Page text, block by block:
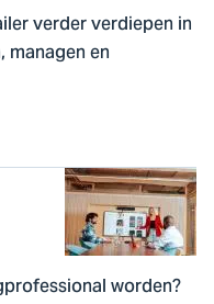
verder verdiepen in
en
worden?